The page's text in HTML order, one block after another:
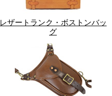
レザートランク・ボストンバッ
グ